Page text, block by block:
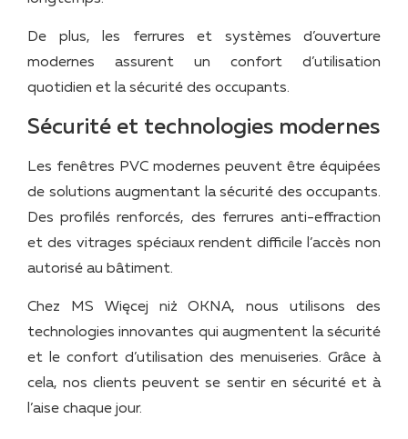
De plus, les ferrures et systèmes d’ouverture
modernes assurent un confort d’utilisation
quotidien et la sécurité des occupants.
Sécurité et technologies modernes
Les fenêtres PVC modernes peuvent être équipées
de solutions augmentant la sécurité des occupants.
Des profilés renforcés, des ferrures anti-effraction
et des vitrages spéciaux rendent difficile l’accès non
autorisé au bâtiment.
Chez MS Więcej niż OKNA, nous utilisons des
technologies innovantes qui augmentent la sécurité
et le confort d’utilisation des menuiseries. Grâce à
cela, nos clients peuvent se sentir en sécurité et à
l’aise chaque jour.